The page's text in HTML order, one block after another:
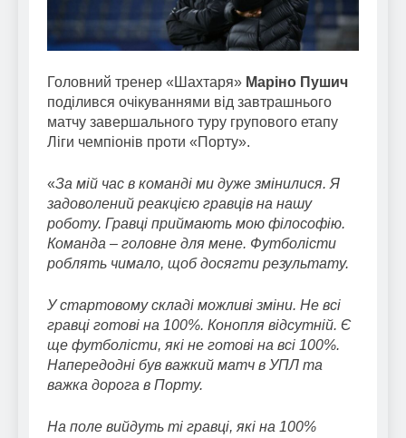
Головний тренер «Шахтаря» Маріно Пушич
поділився очікуваннями від завтрашнього
матчу завершального туру групового етапу
Ліги чемпіонів проти «Порту».
«За мій час в команді ми дуже змінилися. Я
задоволений реакцією гравців на нашу
роботу. Гравці приймають мою філософію.
Команда – головне для мене. Футболісти
роблять чимало, щоб досягти результату.
У стартовому складі можливі зміни. Не всі
гравці готові на 100%. Конопля відсутній. Є
ще футболісти, які не готові на всі 100%.
Напередодні був важкий матч в УПЛ та
важка дорога в Порту.
На поле вийдуть ті гравці, які на 100%